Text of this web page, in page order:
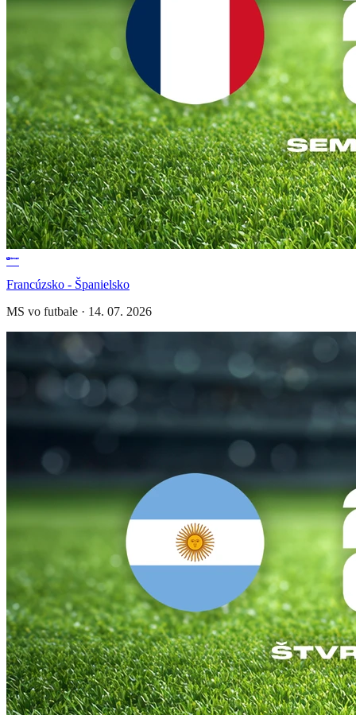
Francúzsko - Španielsko
MS vo futbale · 14. 07. 2026